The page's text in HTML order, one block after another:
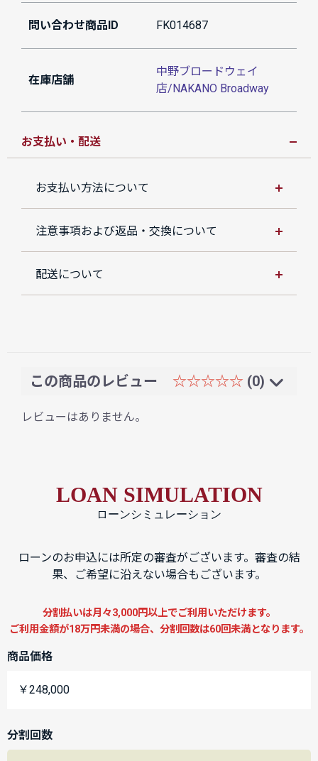
問い合わせ商品ID FK014687
在庫店舗
中野ブロードウェイ
店/NAKANO Broadway
お支払い・配送
お支払い方法について
注意事項および返品・交換について
配送について
この商品のレビュー ☆☆☆☆☆ (0)
レビューはありません。
LOAN SIMULATION
ローンシミュレーション
ローンのお申込には所定の審査がございます。審査の結
果、ご希望に沿えない場合もございます。
分割払いは月々3,000円以上でご利用いただけます。
ご利用金額が18万円未満の場合、分割回数は60回未満となります。
商品価格
￥248,000
分割回数